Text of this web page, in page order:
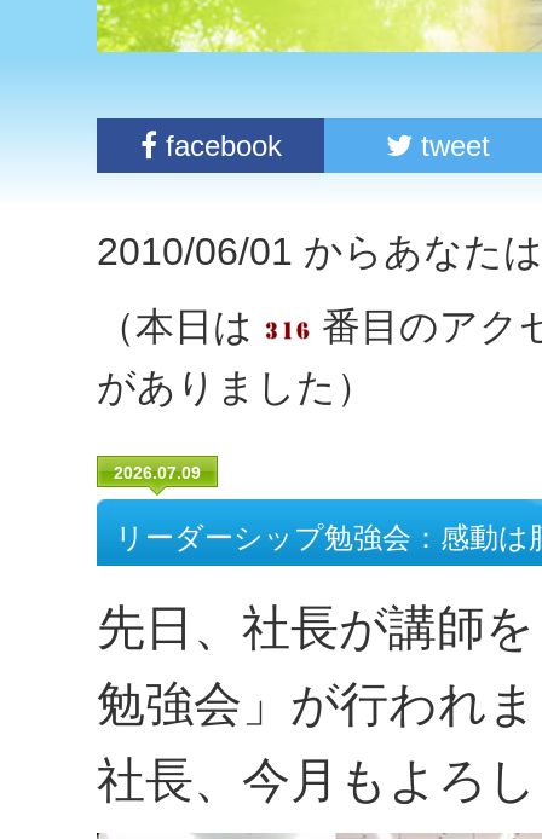
facebook tweet
2010/06/01 からあなた
（本日は
番目のア
がありました）
2026.07.09
リーダーシップ勉強会：感動
先日、社長が講師
勉強会」が行われ
社長、今月もよろ